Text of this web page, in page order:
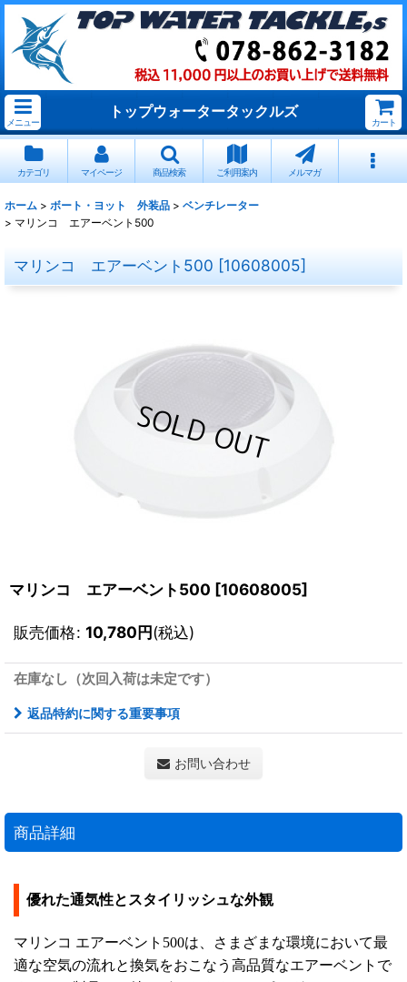
メニュー
トップウォータータックルズ
カート
カテゴリ マイページ 商品検索 ご利用案内 メルマガ
ホーム > ボート・ヨット 外装品 > ベンチレーター
> マリンコ エアーベント500
マリンコ エアーベント500 [10608005]
マリンコ エアーベント500 [10608005]
販売価格: 10,780円(税込)
在庫なし（次回入荷は未定です）
返品特約に関する重要事項
お問い合わせ
商品詳細
優れた通気性とスタイリッシュな外観
マリンコ エアーベント500は、さまざまな環境において最
適な空気の流れと換気をおこなう高品質なエアーベントで